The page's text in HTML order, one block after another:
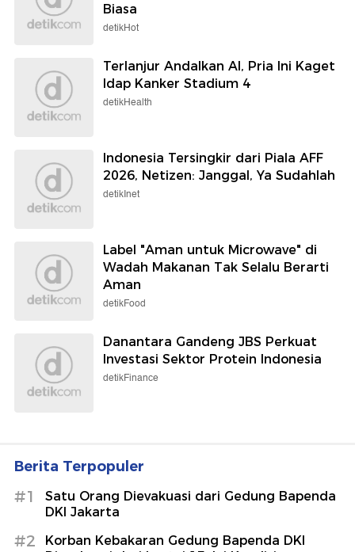
Biasa
detikHot
Terlanjur Andalkan AI, Pria Ini Kaget
Idap Kanker Stadium 4
detikHealth
Indonesia Tersingkir dari Piala AFF
2026, Netizen: Janggal, Ya Sudahlah
detikInet
Label "Aman untuk Microwave" di
Wadah Makanan Tak Selalu Berarti
Aman
detikFood
Danantara Gandeng JBS Perkuat
Investasi Sektor Protein Indonesia
detikFinance
Berita Terpopuler
#1
Satu Orang Dievakuasi dari Gedung Bapenda
DKI Jakarta
#2
Korban Kebakaran Gedung Bapenda DKI